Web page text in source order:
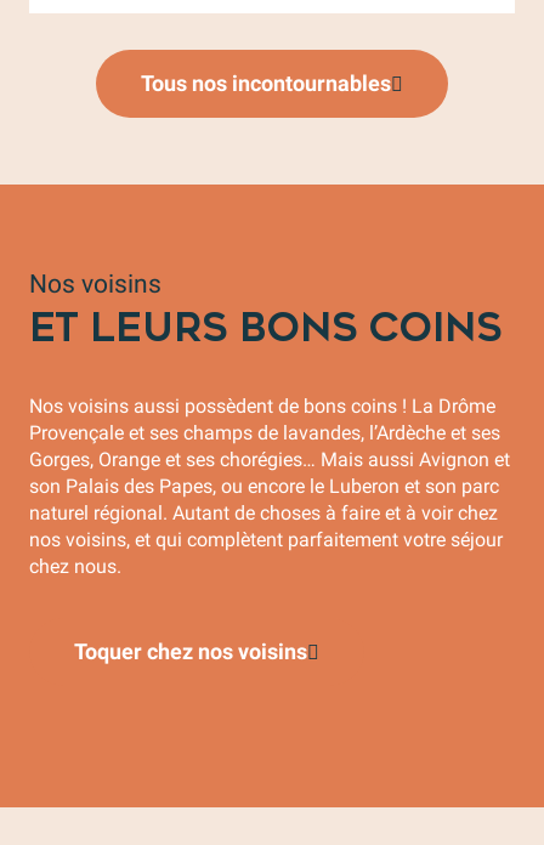
Tous nos incontournables
Nos voisins
ET LEURS BONS COINS
Nos voisins aussi possèdent de bons coins ! La Drôme
Provençale et ses champs de lavandes, l’Ardèche et ses
Gorges, Orange et ses chorégies… Mais aussi Avignon et
son Palais des Papes, ou encore le Luberon et son parc
naturel régional. Autant de choses à faire et à voir chez
nos voisins, et qui complètent parfaitement votre séjour
chez nous.
Toquer chez nos voisins